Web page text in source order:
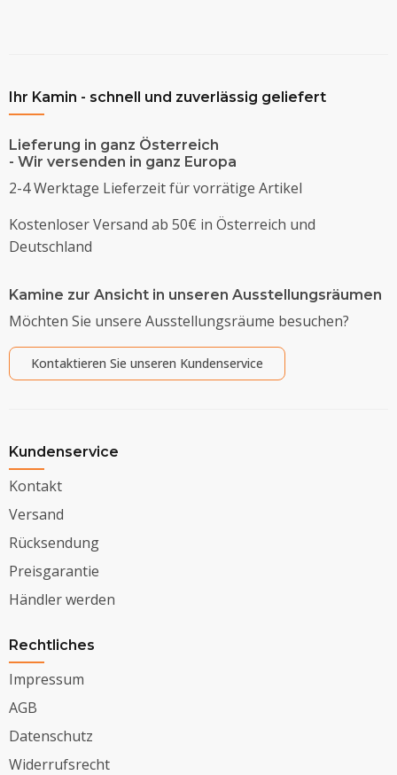
Ihr Kamin - schnell und zuverlässig geliefert
Lieferung in ganz Österreich
- Wir versenden in ganz Europa
2-4 Werktage Lieferzeit für vorrätige Artikel
Kostenloser Versand ab 50€ in Österreich und
Deutschland
Kamine zur Ansicht in unseren Ausstellungsräumen
Möchten Sie unsere Ausstellungsräume besuchen?
Kontaktieren Sie unseren Kundenservice
Kundenservice
Kontakt
Versand
Rücksendung
Preisgarantie
Händler werden
Rechtliches
Impressum
AGB
Datenschutz
Widerrufsrecht